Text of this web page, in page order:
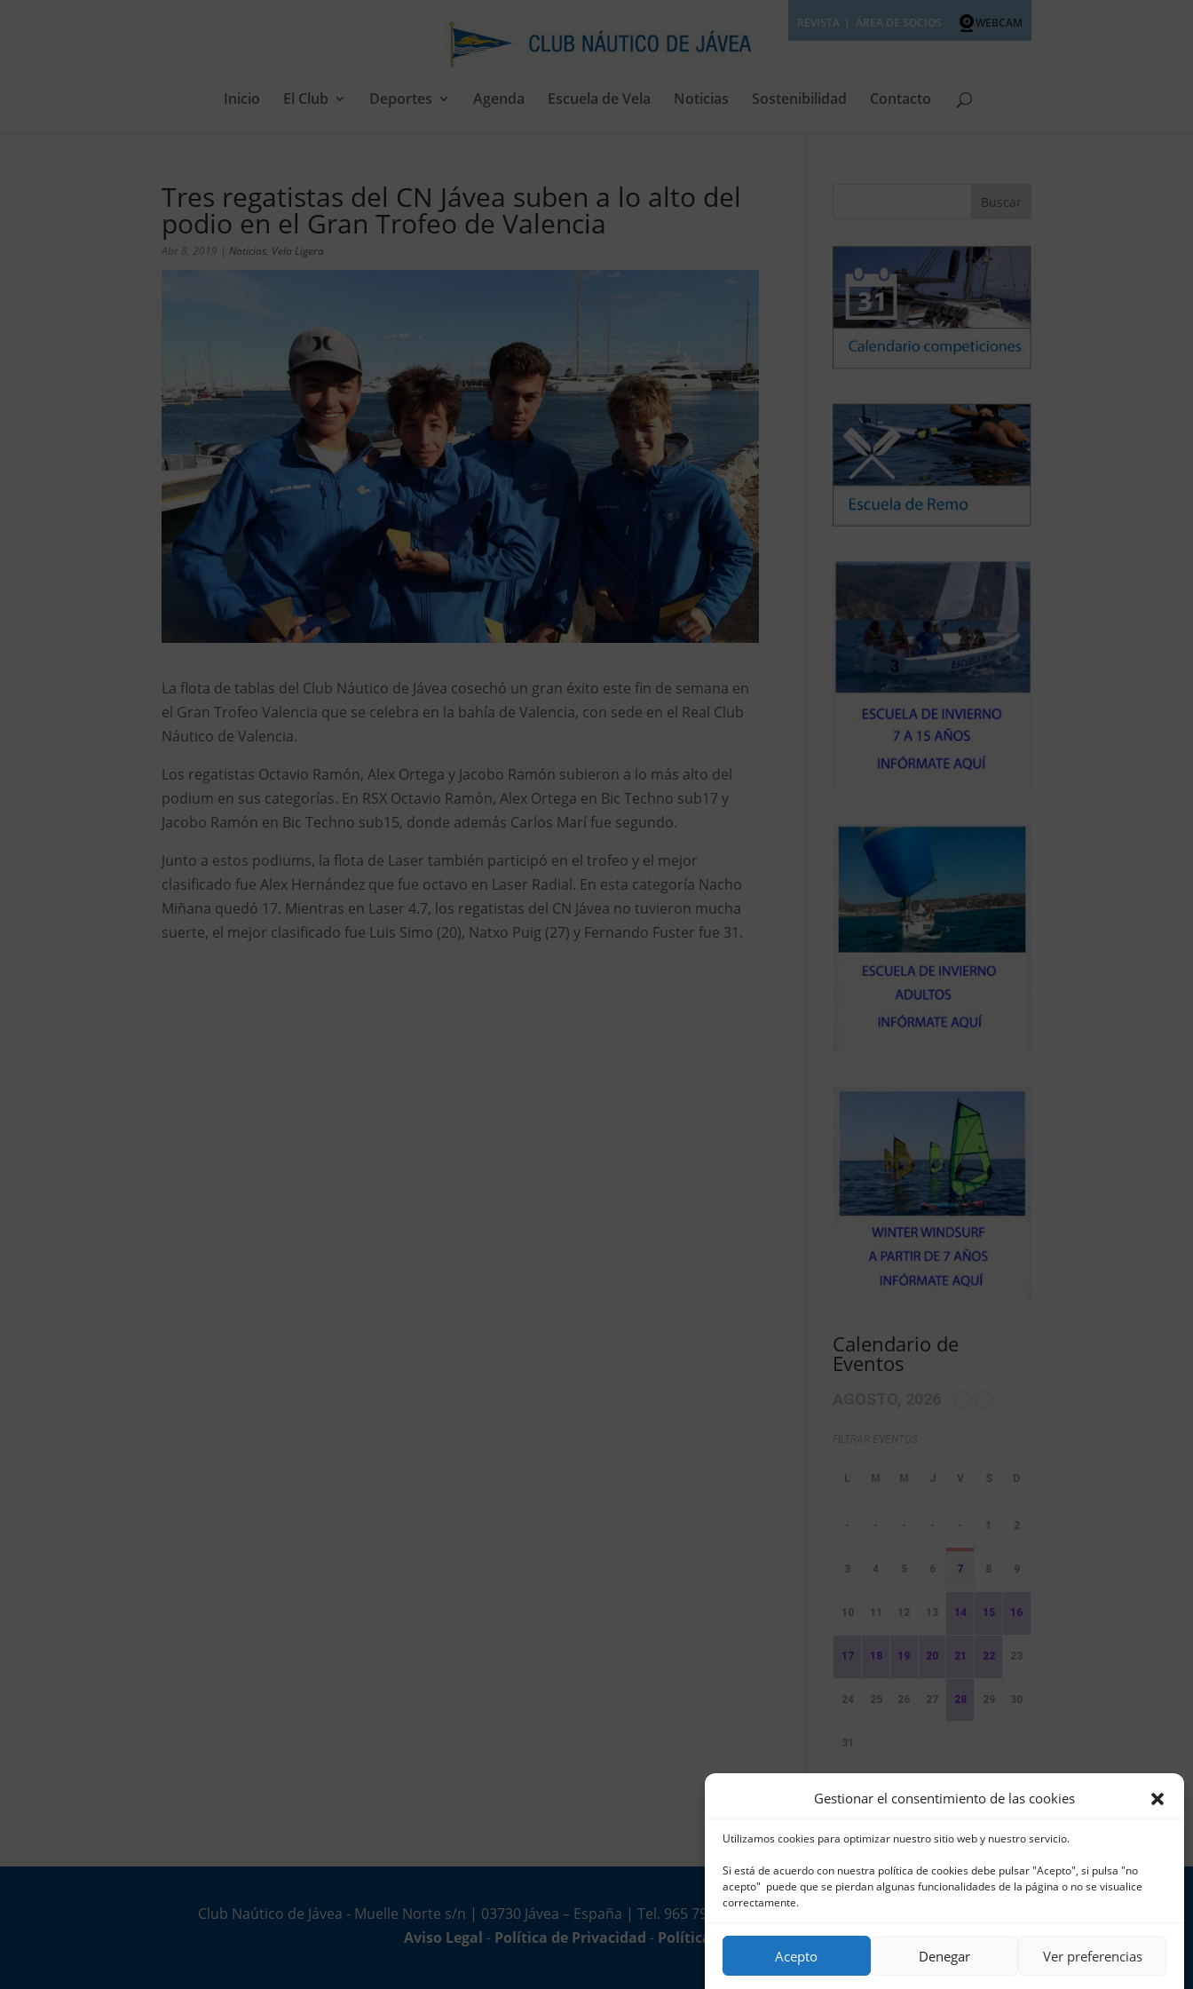
Gestionar el consentimiento de las cookies
Utilizamos cookies para optimizar nuestro sitio web y nuestro servicio.
Si está de acuerdo con nuestra política de cookies debe pulsar "Acepto", si pulsa "no
acepto" puede que se pierdan algunas funcionalidades de la página o no se visualice
correctamente.
Acepto Denegar Ver preferencias
REVISTA ÁREA DE SOCIOS WEBCAM
Inicio El Club Deportes Agenda Escuela de Vela Noticias Sostenibilidad Contacto
Tres regatistas del CN Jávea suben a lo alto del
podio en el Gran Trofeo de Valencia
Abr 8, 2019 | Noticias Vela Ligera
La flota de tablas del Club Náutico de Jávea cosechó un gran éxito este fin de semana en
el Gran Trofeo Valencia que se celebra en la bahía de Valencia, con sede en el Real Club
Náutico de Valencia.
Los regatistas Octavio Ramón, Alex Ortega y Jacobo Ramón subieron a lo más alto del
podium en sus categorías. En RSX Octavio Ramón, Alex Ortega en Bic Techno sub17 y
Jacobo Ramón en Bic Techno sub15, donde además Carlos Marí fue segundo.
Junto a estos podiums, la flota de Laser también participó en el trofeo y el mejor
clasificado fue Alex Hernández que fue octavo en Laser Radial. En esta categoría Nacho
Miñana quedó 17. Mientras en Laser 4.7, los regatistas del CN Jávea no tuvieron mucha
suerte, el mejor clasificado fue Luis Simo (20), Natxo Puig (27) y Fernando Fuster fue 31.
Calendario de
Eventos
- - - - - 1 2
3 4 5 6 7 8 9
10 11 12 13 14 15 16
17 18 19 20 21 22 23
24 25 26 27 28 29 30
31
Sin Eventos
Club Naútico de Jávea - Muelle Norte s/n | 03730 Jávea – España | Tel. 965 791 025 | Fax. 965 796 008 | info@cnjavea.net
Aviso Legal -Política de Privacidad - Política de Cookies